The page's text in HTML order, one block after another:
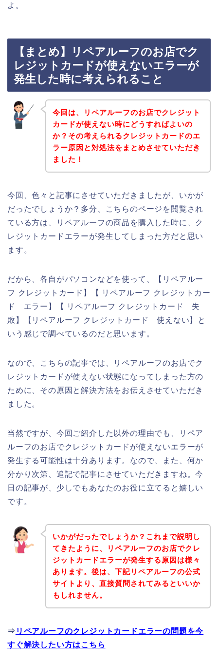
よ。
【まとめ】リペアルーフのお店でク
レジットカードが使えないエラーが
発生した時に考えられること
今回は、リペアルーフのお店でクレジット
カードが使えない時にどうすればよいの
か？その考えられるクレジットカードのエ
ラー原因と対処法をまとめさせていただき
ました！
今回、色々と記事にさせていただきましたが、いかが
だったでしょうか？多分、こちらのページを閲覧され
ている方は、リペアルーフの商品を購入した時に、ク
レジットカードエラーが発生してしまった方だと思い
ます。
だから、各自がパソコンなどを使って、【リペアルー
フ クレジットカード】【 リペアルーフ クレジットカー
ド エラー】【 リペアルーフ クレジットカード 失
敗】【リペアルーフ クレジットカード 使えない】と
いう感じで調べているのだと思います。
なので、こちらの記事では、リペアルーフのお店でク
レジットカードが使えない状態になってしまった方の
ために、その原因と解決方法をお伝えさせていただき
ました。
当然ですが、今回ご紹介した以外の理由でも、リペア
ルーフのお店でクレジットカードが使えないエラーが
発生する可能性は十分あります。なので、また、何か
分かり次第、追記で記事にさせていただきますね。今
日の記事が、少しでもあなたのお役に立てると嬉しい
です。
いかがだったでしょうか？これまで説明し
てきたように、リペアルーフのお店でクレ
ジットカードエラーが発生する原因は様々
あります。後は、下記リペアルーフの公式
サイトより、直接質問されてみるといいか
もしれません。
⇒ リペアルーフのクレジットカードエラーの問題を今
すぐ解決したい方はこちら